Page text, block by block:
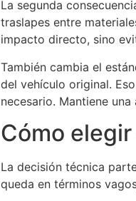
La segunda
traslapes entre
impacto directo, sino
También cambia el
del vehículo original.
necesario. Mantiene
Cómo
La decisión técnica
queda en términos